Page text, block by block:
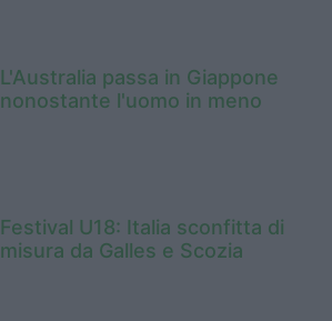
L'Australia passa in Giappone
nonostante l'uomo in meno
Festival U18: Italia sconfitta di
misura da Galles e Scozia